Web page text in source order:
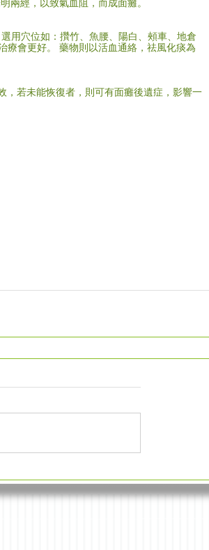
兩經，以致氣血阻，而成面癱。
用穴位如：攢竹、魚腰、陽白、頰車、地倉
療會更好。 藥物則以活血通絡，祛風化痰為
，若未能恢復者，則可有面癱後遺症，影響一